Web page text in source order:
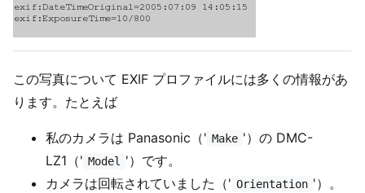
この写真について EXIF プロファイルには多くの情報があ
ります。たとえば
私のカメラは Panasonic（' Make '）の DMC-
LZ1（' Model
'）です。
カメラは回転されていました（' Orientation '）。